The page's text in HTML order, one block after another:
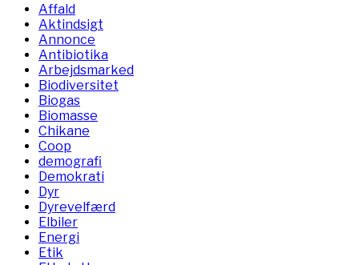
Affald
Aktindsigt
Annonce
Antibiotika
Arbejdsmarked
Biodiversitet
Biogas
Biomasse
Chikane
Coop
demografi
Demokrati
Dyr
Dyrevelfærd
Elbiler
Energi
Etik